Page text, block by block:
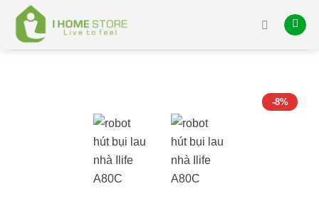
content
-8%